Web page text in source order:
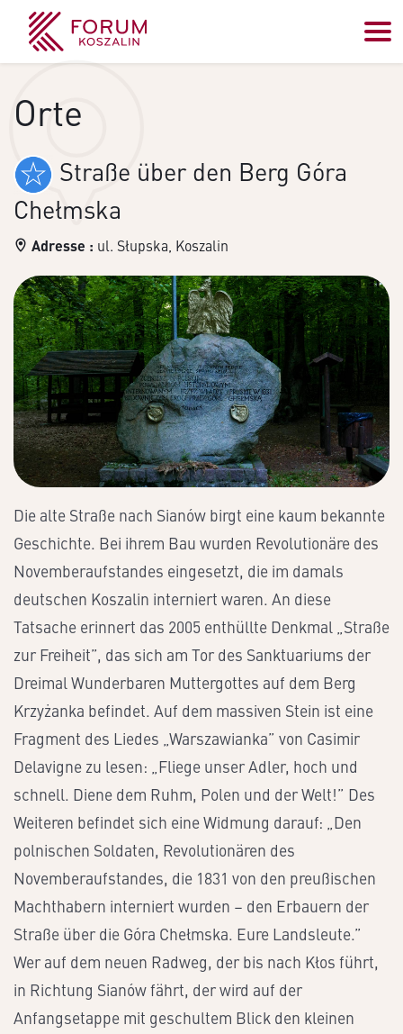
Orte
Straße über den Berg Góra
Chełmska
Adresse : ul. Słupska, Koszalin
Die alte Straße nach Sianów birgt eine kaum bekannte
Geschichte. Bei ihrem Bau wurden Revolutionäre des
Novemberaufstandes eingesetzt, die im damals
deutschen Koszalin interniert waren. An diese
Tatsache erinnert das 2005 enthüllte Denkmal „Straße
zur Freiheit”, das sich am Tor des Sanktuariums der
Dreimal Wunderbaren Muttergottes auf dem Berg
Krzyżanka befindet. Auf dem massiven Stein ist eine
Fragment des Liedes „Warszawianka” von Casimir
Delavigne zu lesen: „Fliege unser Adler, hoch und
schnell. Diene dem Ruhm, Polen und der Welt!” Des
Weiteren befindet sich eine Widmung darauf: „Den
polnischen Soldaten, Revolutionären des
Novemberaufstandes, die 1831 von den preußischen
Machthabern interniert wurden – den Erbauern der
Straße über die Góra Chełmska. Eure Landsleute.”
Wer auf dem neuen Radweg, der bis nach Kłos führt,
in Richtung Sianów fährt, der wird auf der
Anfangsetappe mit geschultem Blick den kleinen